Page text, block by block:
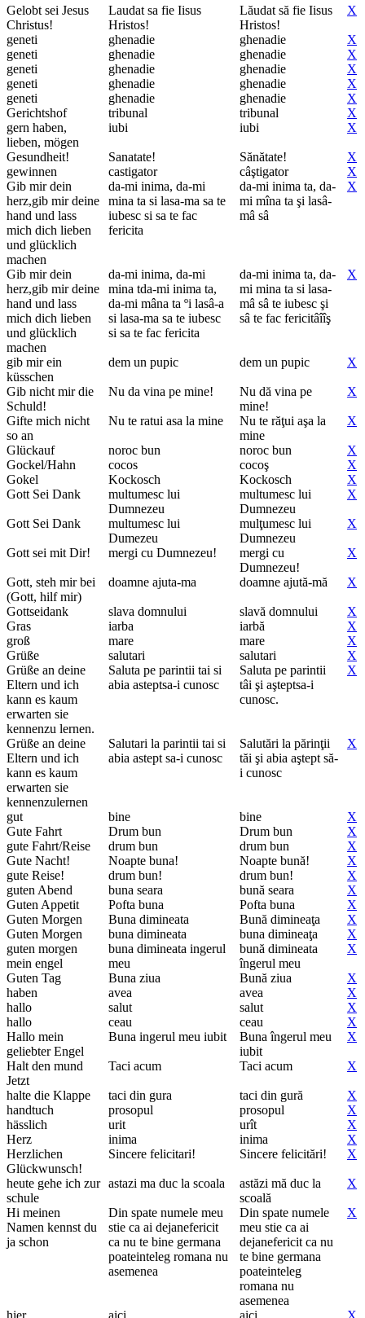
Gelobt sei Jesus
Christus!
Laudat sa fie Iisus
Hristos!
Lăudat să fie Iisus
Hristos!
X
geneti ghenadie ghenadie
X
geneti
ghenadie ghenadie
X
geneti
ghenadie ghenadie
X
geneti
ghenadie ghenadie
X
geneti
ghenadie ghenadie
X
Gerichtshof
tribunal tribunal
X
gern haben,
lieben, mögen
iubi iubi X
Gesundheit! Sanatate! Sănătate!
X
gewinnen
castigator câştigator
X
Gib mir dein
herz,gib mir deine
hand und lass
mich dich lieben
und glücklich
machen
da-mi inima, da-mi
mina ta si lasa-ma sa te
iubesc si sa te fac
fericita
da-mi inima ta, da-
mi mîna ta şi lasâ-
mâ sâ
X
Gib mir dein
herz,gib mir deine
hand und lass
mich dich lieben
und glücklich
machen
da-mi inima, da-mi
mina tda-mi inima ta,
da-mi mâna ta ºi lasâ-a
si lasa-ma sa te iubesc
si sa te fac fericita
da-mi inima ta, da-
mi mina ta si lasa-
mâ sâ te iubesc şi
sâ te fac fericitâîîş
X
gib mir ein
küsschen
dem un pupic dem un pupic X
Gib nicht mir die
Schuld!
Nu da vina pe mine!
Nu dă vina pe
mine!
X
Gifte mich nicht
so an
Nu te ratui asa la mine
Nu te răţui aşa la
mine
X
Glückauf noroc bun noroc bun
X
Gockel/Hahn
cocos cocoş
X
Gokel
Kockosch Kockosch
X
Gott Sei Dank
multumesc lui
Dumnezeu
multumesc lui
Dumnezeu
X
Gott Sei Dank
multumesc lui
Dumezeu
mulţumesc lui
Dumnezeu
X
Gott sei mit Dir! mergi cu Dumnezeu!
mergi cu
Dumnezeu!
X
Gott, steh mir bei
(Gott, hilf mir)
doamne ajuta-ma doamne ajută-mă X
Gottseidank slava domnului slavă domnului
X
Gras
iarba iarbă
X
groß
mare mare
X
Grüße
salutari salutari
X
Grüße an deine
Eltern und ich
kann es kaum
erwarten sie
kennenzu lernen.
Saluta pe parintii tai si
abia asteptsa-i cunosc
Saluta pe parintii
tâi şi aşteptsa-i
cunosc.
X
Grüße an deine
Eltern und ich
kann es kaum
erwarten sie
kennenzulernen
Salutari la parintii tai si
abia astept sa-i cunosc
Salutări la părinţii
tăi şi abia aştept să-
i cunosc
X
gut bine bine
X
Gute Fahrt
Drum bun Drum bun
X
gute Fahrt/Reise
drum bun drum bun
X
Gute Nacht!
Noapte buna! Noapte bună!
X
gute Reise!
drum bun! drum bun!
X
guten Abend
buna seara bună seara
X
Guten Appetit
Pofta buna Pofta buna
X
Guten Morgen
Buna dimineata Bună dimineaţa
X
Guten Morgen
buna dimineata buna dimineaţa
X
guten morgen
mein engel
buna dimineata ingerul
meu
bună dimineata
îngerul meu
X
Guten Tag Buna ziua Bună ziua
X
haben
avea avea
X
hallo
salut salut
X
hallo
ceau ceau
X
Hallo mein
geliebter Engel
Buna ingerul meu iubit
Buna îngerul meu
iubit
X
Halt den mund
Jetzt
Taci acum Taci acum X
halte die Klappe taci din gura taci din gură
X
handtuch
prosopul prosopul
X
hässlich
urit urît
X
Herz
inima inima
X
Herzlichen
Glückwunsch!
Sincere felicitari! Sincere felicitări! X
heute gehe ich zur
schule
astazi ma duc la scoala
astăzi mă duc la
scoală
X
Hi meinen
Namen kennst du
ja schon
Din spate numele meu
stie ca ai dejanefericit
ca nu te bine germana
poateinteleg romana nu
asemenea
Din spate numele
meu stie ca ai
dejanefericit ca nu
te bine germana
poateinteleg
romana nu
asemenea
X